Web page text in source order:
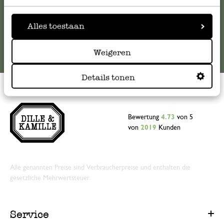
Alles toestaan
Weigeren
Details tonen
Bewertung 4.73 von 5
von 2019 Kunden
Alle genannten Preise sind Verbraucherpreise und enthalten die
gesetzliche Mehrwertsteuer.
Service